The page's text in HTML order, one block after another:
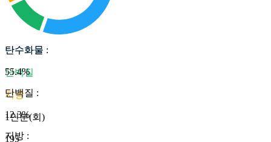
탄수화물
단백질
지방
1인분(회)
195
탄수화물 :
55.4%
단백질 :
12.3%
지방 :